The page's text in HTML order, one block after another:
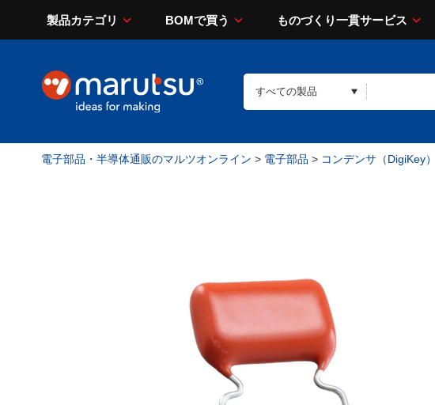
製品カテゴリ BOMで買う ものづくり一貫サービス
電子部品・半導体通販のマルツオンライン > 電子部品 > コンデンサ（DigiKey）